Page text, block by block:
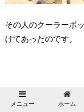
その人のクーラーボ
けてあったのです。
タカ産業の 竿掛けは
メニュー ホーム